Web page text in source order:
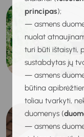
principas);
— asmens
nuolat
turi būti ištaisyti,
sustabdytas jų
— asmens
būtina
toliau tvarkyti,
duomenys (
— asmens